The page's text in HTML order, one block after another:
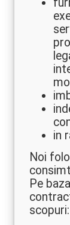
in
Noi
Pe
scopuri: